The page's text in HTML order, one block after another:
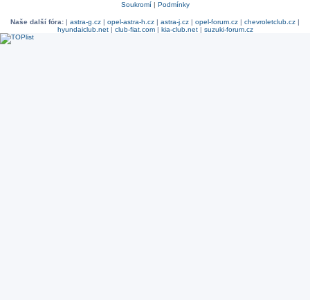
Soukromí| Podmínky
Naše další fóra: | astra-g.cz | opel-astra-h.cz | astra-j.cz | opel-forum.cz | chevroletclub.cz |
hyundaiclub.net| club-fiat.com| kia-club.net| suzuki-forum.cz